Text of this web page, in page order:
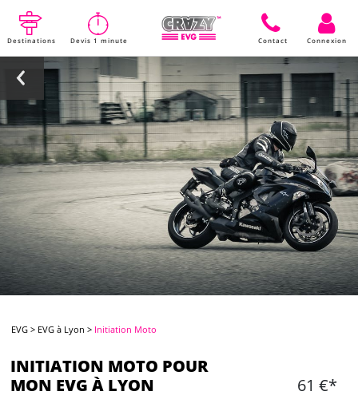
Destinations Devis 1 minute Contact Connexion
EVG > EVG à Lyon > Initiation Moto
INITIATION MOTO POUR
MON EVG À LYON
61 €*